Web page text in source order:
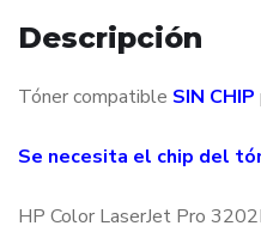
Descripción
Tóner compatible SIN CHIP
Se necesita el chip del
HP Color LaserJet Pro